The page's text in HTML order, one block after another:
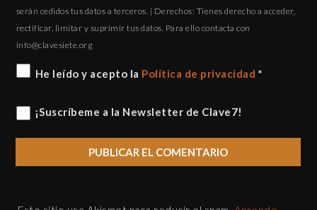
serán cedidos tus datos a terceros. | Derechos: Tienes derecho a acceder,
rectificar, limitar y suprimir tus datos. Para ello contacta con
gro.eteisevalc@ofni
He leído y acepto la Política de privacidad *
¡Suscríbeme a la Newsletter de Clave7!